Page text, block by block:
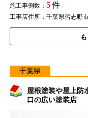
施工事例数： 5件
工事店住所：千葉県習志野
千葉県
屋根塗装や屋上防
口の広い塗装店